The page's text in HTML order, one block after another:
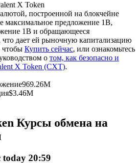
к лучшим трейдерам
X Token
построенной на блокчейне
максимальное предложение 1B,
1B и обращающееся
дает ей рыночную капитализацию
чтобы Купить сейчас, или ознакомьтесь
о том, как безопасно и
X Token (CXT).
969.26M
$3.46M
Курсы обмена на
today 20:59